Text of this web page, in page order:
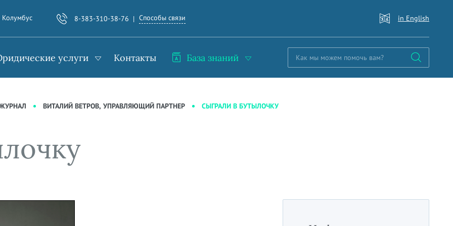
Колумбус 8-383-310-38-76 Способы связи in English
услуги Контакты База знаний
ВИТАЛИЙ ВЕТРОВ, УПРАВЛЯЮЩИЙ ПАРТНЕР СЫГРАЛИ В БУТЫЛОЧКУ